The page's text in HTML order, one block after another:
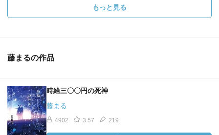
もっと見る
藤まるの作品
時給三〇〇円の死神
藤まる
4902 3.57 219